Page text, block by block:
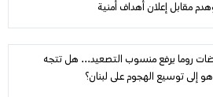
مقابل إعلان أهداف أمنية
روما يرفع منسوب التصعيد... هل تتجه
إلى توسيع الهجوم على لبنان؟